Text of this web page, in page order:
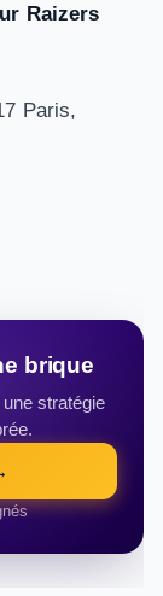
Raizers
Paris,
brique
stratégie